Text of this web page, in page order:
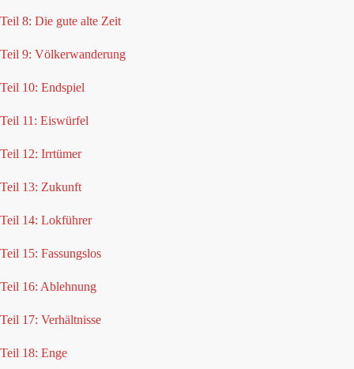
Teil 8: Die gute alte Zeit
Teil 9: Völkerwanderung
Teil 10: Endspiel
Teil 11: Eiswürfel
Teil 12: Irrtümer
Teil 13: Zukunft
Teil 14: Lokführer
Teil 15: Fassungslos
Teil 16: Ablehnung
Teil 17: Verhältnisse
Teil 18: Enge